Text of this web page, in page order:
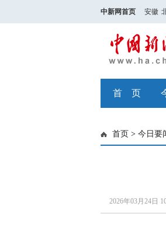
中新网首页 安徽
首 页
首页 > 今日要
2026年03月24日